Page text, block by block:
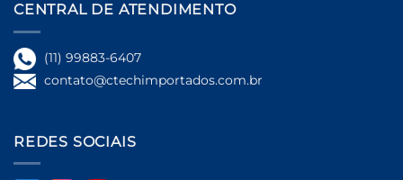
CENTRAL DE ATENDIMENTO
(11) 99883-6407
contato@ctechimportados.com.br
REDES SOCIAIS